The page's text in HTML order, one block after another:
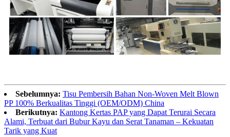
Sebelumnya: Tisu Pembersih Bahan Non-Woven Melt Blown
PP 100% Berkualitas Tinggi (OEM/ODM) China
Berikutnya: Kantong Kertas PAP yang Dapat Terurai Secara
Alami, Terbuat dari Bubur Kayu dan Serat Tanaman – Kekuatan
Tarik yang Kuat